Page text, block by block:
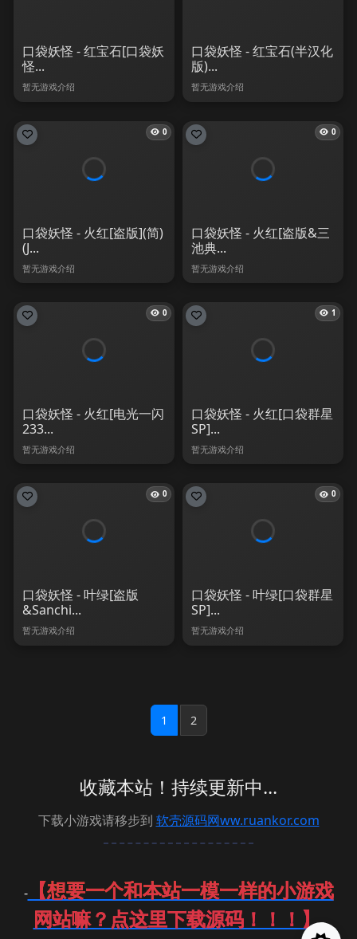
口袋妖怪 - 红宝石[口袋妖
怪...
暂无游戏介绍
口袋妖怪 - 红宝石(半汉化
版)...
暂无游戏介绍
0
口袋妖怪 - 火红[盗版](简)
(J...
暂无游戏介绍
0
口袋妖怪 - 火红[盗版&三
池典...
暂无游戏介绍
0
口袋妖怪 - 火红[电光一闪
233...
暂无游戏介绍
1
口袋妖怪 - 火红[口袋群星
SP]...
暂无游戏介绍
0
口袋妖怪 - 叶绿[盗版
&Sanchi...
暂无游戏介绍
0
口袋妖怪 - 叶绿[口袋群星
SP]...
暂无游戏介绍
1 2
收藏本站！持续更新中...
下载小游戏请移步到 软壳源码网ww.ruankor.com
-【想要一个和本站一模一样的小游戏
网站嘛？点这里下载源码！！！】-